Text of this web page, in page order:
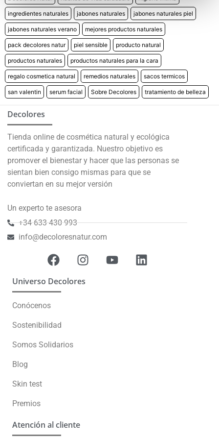
ingredientes naturales jabones naturales jabones naturales piel
jabones naturales verano mejores productos naturales
pack decolores natur piel sensible producto natural
productos naturales productos naturales para la cara
regalo cosmetica natural remedios naturales sacos termicos
san valentin serum facial Sobre Decolores tratamiento de belleza
Decolores
Tienda online de cosmética natural y ecológica
certificada y garantizada. Nuestro objetivo es
promover el bienestar y hacer que las personas se
sientan bien consigo mismas para que se
conviertan en su mejor versión
Un experto te asesora
+34 633 430 993
info@decoloresnatur.com
Universo Decolores
Conócenos
Sostenibilidad
Somos Solidarios
Blog
Skin test
Premios
Atención al cliente